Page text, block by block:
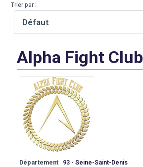
Trier par :
Alpha Fight Club
Département 93 - Seine-Saint-Denis